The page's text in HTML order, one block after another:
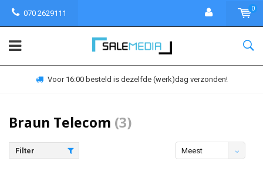
070 2629111
0
Voor 16:00 besteld is dezelfde (werk)dag verzonden!
Braun Telecom (3)
Filter
Meest